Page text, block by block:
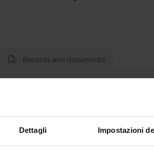
Dettagli Impostazioni
Records and documents